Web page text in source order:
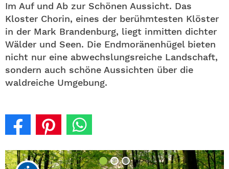
Im Auf und Ab zur Schönen Aussicht. Das
Kloster Chorin, eines der berühmtesten Klöster
in der Mark Brandenburg, liegt inmitten dichter
Wälder und Seen. Die Endmoränenhügel bieten
nicht nur eine abwechslungsreiche Landschaft,
sondern auch schöne Aussichten über die
waldreiche Umgebung.